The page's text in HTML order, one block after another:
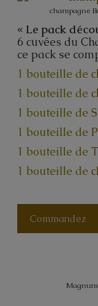
champagne
« Le pack
6 cuvées du
ce pack se
1 bouteille de
1 bouteille de
1 bouteille de
1 bouteille de
1 bouteille de
1 bouteille de
Commandez